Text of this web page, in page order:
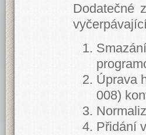
Dodatečné
Úprava
008)
Přidání